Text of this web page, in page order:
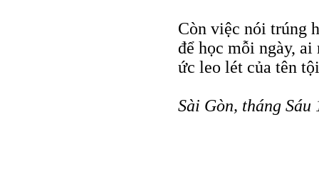
Còn việc nói trúng
để học mỗi ngày,
ức leo lét của tên
Sài Gòn, tháng Sáu